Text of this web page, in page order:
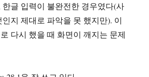
글 입력이 불완전한 경우였다(사
지 제대로 파악을 못 했지만). 이
다시 했을 때 화면이 깨지는 문제